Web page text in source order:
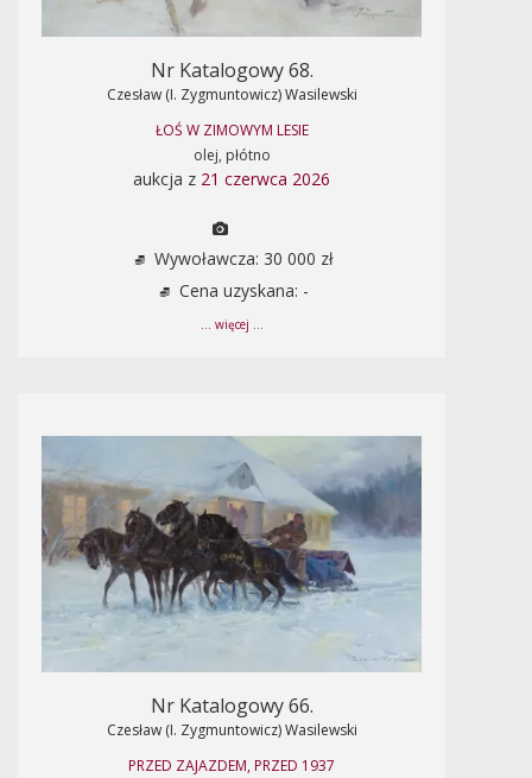
Nr Katalogowy 68.
Czesław (I. Zygmuntowicz) Wasilewski
ŁOŚ W ZIMOWYM LESIE
olej, płótno
aukcja z 21 czerwca 2026
Wywoławcza: 30 000 zł
Cena uzyskana: -
... więcej ...
Nr Katalogowy 66.
Czesław (I. Zygmuntowicz) Wasilewski
PRZED ZAJAZDEM, PRZED 1937